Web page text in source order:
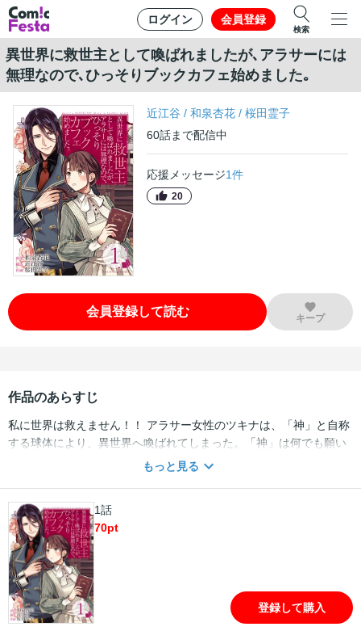
ログイン 会員登録
検索
異世界に救世主として喚ばれましたが､アラサーには
無理なので､ひっそりブックカフェ始めました｡
近江谷 /和泉杏花 /桜田霊子
60話まで配信中
応援メッセージ1件
20
会員登録して読む キープ
作品のあらすじ
私に世界は救えません！！ アラサー女性のツキナは、「神」と自称
する球体により、異世界へ喚ばれてしまった。「神」は何でも願い
を叶える事と引き替えに、「救世主」として異世界に安定をもたら
もっと見る
1話
70pt
登録して購入